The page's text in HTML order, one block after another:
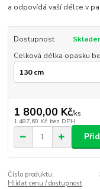
a odpovídá vaší délce v
Dostupnost
Celková délka opasku
1 800,00 Kč/ks
1 487,60 Kč bez DPH
Číslo produktu:
Hlídat cenu / dostupnost